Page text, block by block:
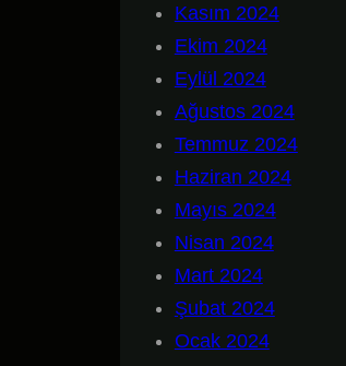
Kasım 2024
Ekim 2024
Eylül 2024
Ağustos 2024
Temmuz 2024
Haziran 2024
Mayıs 2024
Nisan 2024
Mart 2024
Şubat 2024
Ocak 2024